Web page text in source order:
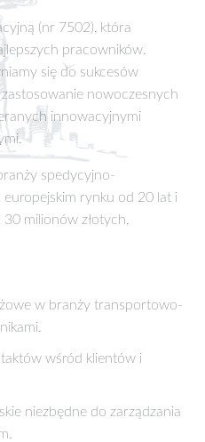
(nr 7502), która
pracowników.
się do sukcesów
nowoczesnych
innowacyjnymi
spedycyjno-
europejskim rynku od 20 lat i
milionów złotych,
w branży transportowo-
wśród klientów i
niezbędne do zarządzania